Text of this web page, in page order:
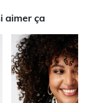
aimer ça